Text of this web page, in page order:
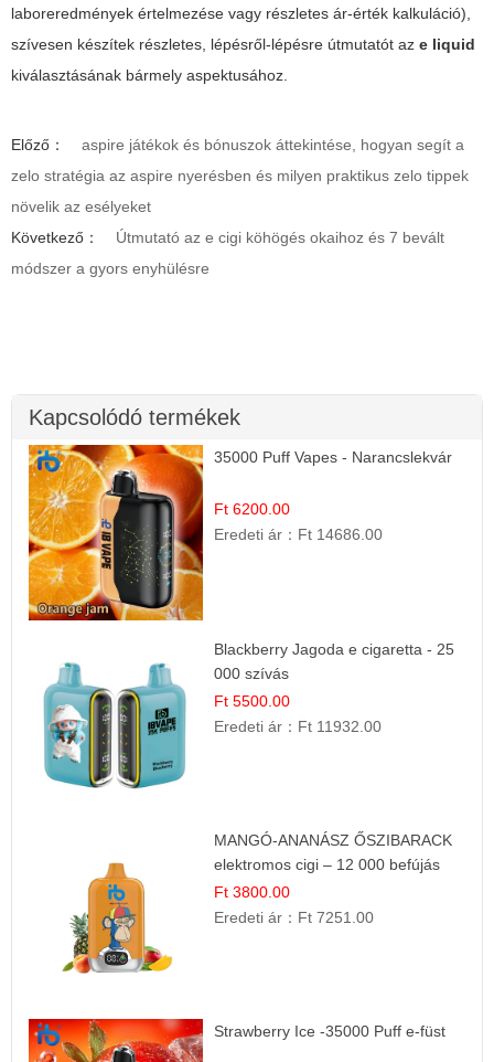
laboreredmények értelmezése vagy részletes ár-érték kalkuláció),
szívesen készítek részletes, lépésről-lépésre útmutatót az e liquid
kiválasztásának bármely aspektusához.
Előző：
aspire játékok és bónuszok áttekintése, hogyan segít a
zelo stratégia az aspire nyerésben és milyen praktikus zelo tippek
növelik az esélyeket
Következő：
Útmutató az e cigi köhögés okaihoz és 7 bevált
módszer a gyors enyhülésre
Kapcsolódó termékek
35000 Puff Vapes - Narancslekvár
Ft 6200.00
Eredeti ár： Ft 14686.00
Blackberry Jagoda e cigaretta - 25
000 szívás
Ft 5500.00
Eredeti ár： Ft 11932.00
MANGÓ-ANANÁSZ ŐSZIBARACK
elektromos cigi – 12 000 befújás
Ft 3800.00
Eredeti ár： Ft 7251.00
Strawberry Ice -35000 Puff e-füst